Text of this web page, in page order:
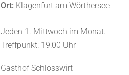
Ort: Klagenfurt am Wörthersee
Jeden 1. Mittwoch im Monat.
Treffpunkt: 19:00 Uhr
Gasthof Schlosswirt